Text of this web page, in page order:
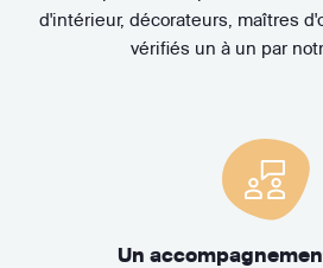
d'intérieur, décorateurs, maîtres
vérifiés un à un par
Un